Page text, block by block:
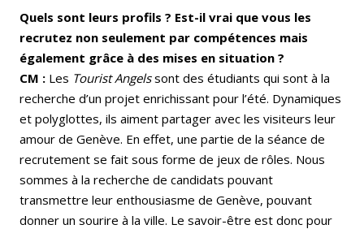
Quels sont leurs profils ? Est-il vrai que vous les
recrutez non seulement par compétences mais
également grâce à des mises en situation ?
CM : Les Tourist Angelssont des étudiants qui sont à la
recherche d’un projet enrichissant pour l’été. Dynamiques
et polyglottes, ils aiment partager avec les visiteurs leur
amour de Genève. En effet, une partie de la séance de
recrutement se fait sous forme de jeux de rôles. Nous
sommes à la recherche de candidats pouvant
transmettre leur enthousiasme de Genève, pouvant
donner un sourire à la ville. Le savoir-être est donc pour